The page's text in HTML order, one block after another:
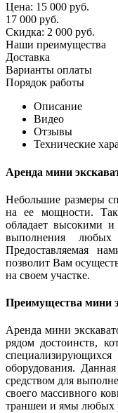
Цена: 15 000 руб.
17 000 руб.
Скидка: 2 000 руб.
Наши преимущества
Доставка
Варианты оплаты
Порядок работы
Описание
Видео
Отзывы
Технические
Аренда мини
Небольшие размеры
на ее мощности.
обладает высокими
выполнения любых
Предоставляемая
позволит Вам
на своем участке.
Преимущества мини
Аренда мини
рядом достоинств,
оборудования.
средством для
своего массивного
траншеи и ямы любых